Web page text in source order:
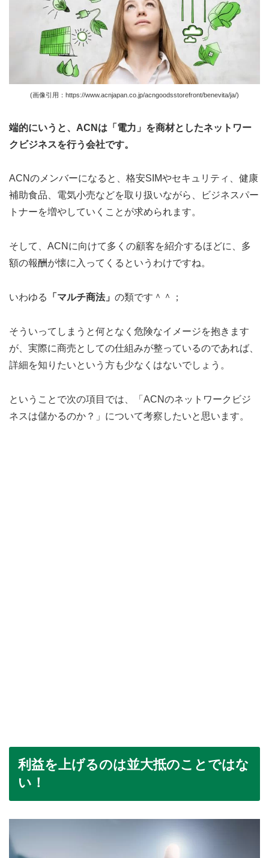
(画像引用：https://www.acnjapan.co.jp/acngoodsstorefront/benevita/ja/)
端的にいうと、ACNは「電力」を商材としたネットワー
クビジネスを行う会社です。
ACNのメンバーになると、格安SIMやセキュリティ、健康
補助食品、電気小売などを取り扱いながら、ビジネスパー
トナーを増やしていくことが求められます。
そして、ACNに向けて多くの顧客を紹介するほどに、多
額の報酬が懐に入ってくるというわけですね。
いわゆる 「マルチ商法」 の類です＾＾；
そういってしまうと何となく危険なイメージを抱きます
が、実際に商売としての仕組みが整っているのであれば、
詳細を知りたいという方も少なくはないでしょう。
ということで次の項目では、「ACNのネットワークビジ
ネスは儲かるのか？」について考察したいと思います。
利益を上げるのは並大抵のことではな
い！